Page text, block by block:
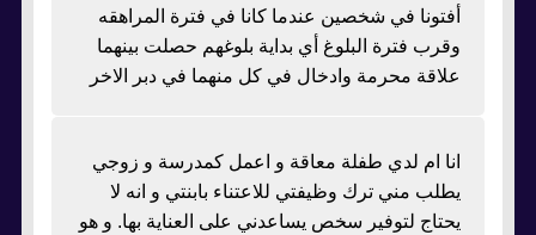
أفتونا في شخصين عندما كانا في فترة المراهقه
وقرب فترة البلوغ أي بداية بلوغهم حصلت بينهما
علاقة محرمة وادخال في كل منهما في دبر الاخر
انا ام لدي طفلة معاقة و اعمل كمدرسة و زوجي
يطلب مني ترك وظيفتي للاعتناء بابنتي و انه لا
يحتاج لتوفير سخص يساعدني على العناية بها. و هو